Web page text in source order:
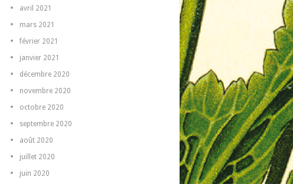
avril 2021
mars 2021
février 2021
janvier 2021
décembre 2020
novembre 2020
octobre 2020
septembre 2020
août 2020
juillet 2020
juin 2020